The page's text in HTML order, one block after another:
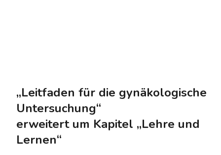
„Leitfaden für die gynäkologische
Untersuchung“
erweitert um Kapitel „Lehre und
Lernen“